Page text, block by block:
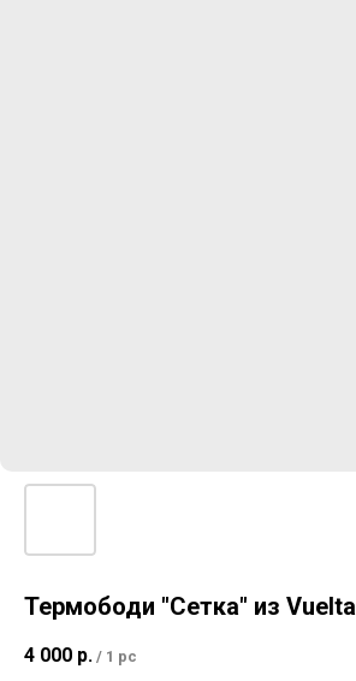
Термободи "Сетка" из Vuelta
4 000 р. / 1 pc